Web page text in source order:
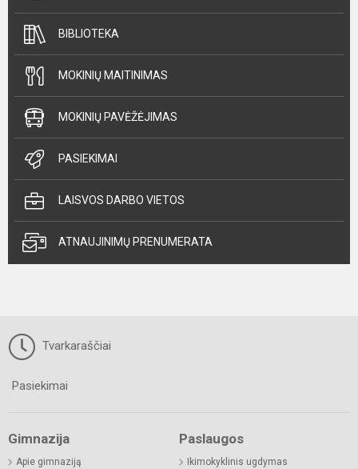
BIBLIOTEKA
MOKINIŲ MAITINIMAS
MOKINIŲ PAVĖŽĖJIMAS
PASIEKIMAI
LAISVOS DARBO VIETOS
ATNAUJINIMŲ PRENUMERATA
Tvarkaraščiai
Pasiekimai
Gimnazija
Apie gimnaziją
Paslaugos
Ikimokyklinis ugdymas